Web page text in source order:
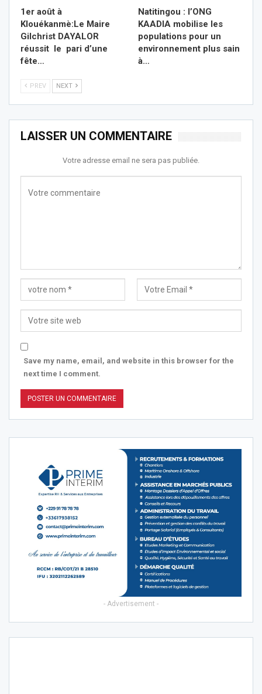
1er août à
Klouékanmè:Le Maire
Gilchrist DAYALOR
réussit le pari d’une
fête…
Natitingou : l’ONG
KAADIA mobilise les
populations pour un
environnement plus sain
à…
PREV NEXT
LAISSER UN COMMENTAIRE
Votre adresse email ne sera pas publiée.
Save my name, email, and website in this browser for the
next time I comment.
- Advertisement -